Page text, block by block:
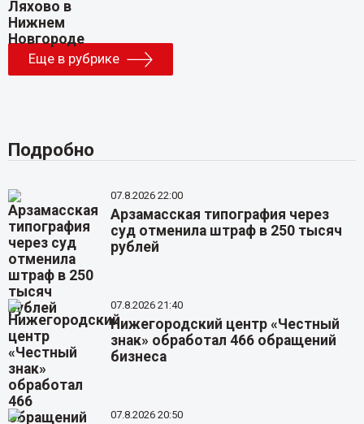
Еще в рубрике
Подробно
07.8.2026 22:00
Арзамасская типография через
суд отменила штраф в 250 тысяч
рублей
07.8.2026 21:40
Нижегородский центр «Честный
знак» обработал 466 обращений
бизнеса
07.8.2026 20:50